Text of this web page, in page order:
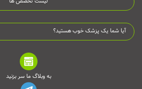
آیا شما یک پزشک خوب هستید؟
به وبلاگ ما سر بزنید